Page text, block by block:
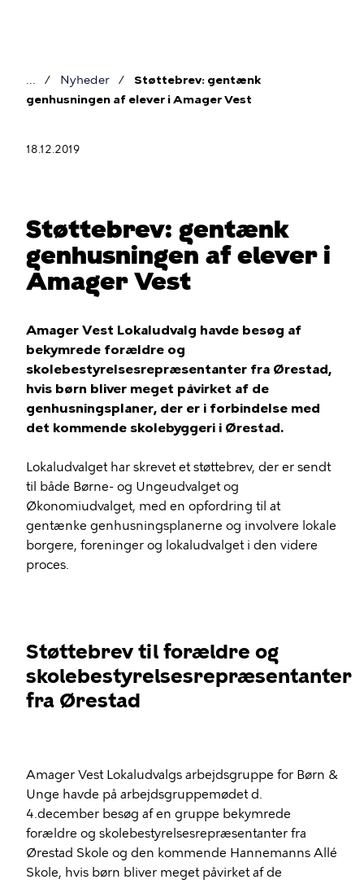
Brødkrumme
Nyheder
Støttebrev: gentænk
genhusningen af elever i Amager Vest
18.12.2019
Støttebrev: gentænk
genhusningen af elever i
Amager Vest
Amager Vest Lokaludvalg havde besøg af
bekymrede forældre og
skolebestyrelsesrepræsentanter fra Ørestad,
hvis børn bliver meget påvirket af de
genhusningsplaner, der er i forbindelse med
det kommende skolebyggeri i Ørestad.
Lokaludvalget har skrevet et støttebrev, der er sendt
til både Børne- og Ungeudvalget og
Økonomiudvalget, med en opfordring til at
gentænke genhusningsplanerne og involvere lokale
borgere, foreninger og lokaludvalget i den videre
proces.
Støttebrev til forældre og
skolebestyrelsesrepræsentanter
fra Ørestad
Amager Vest Lokaludvalgs arbejdsgruppe for Børn &
Unge havde på arbejdsgruppemødet d.
4.december besøg af en gruppe bekymrede
forældre og skolebestyrelsesrepræsentanter fra
Ørestad Skole og den kommende Hannemanns Allé
Skole, hvis børn bliver meget påvirket af de